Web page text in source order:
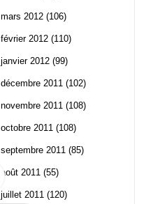
mars 2012 (106)
février 2012 (110)
janvier 2012 (99)
décembre 2011 (102)
novembre 2011 (108)
octobre 2011 (108)
septembre 2011 (85)
août 2011 (55)
juillet 2011 (120)